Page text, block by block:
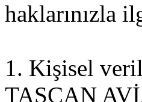
haklarınızla
1. Kişisel
TAŞCAN